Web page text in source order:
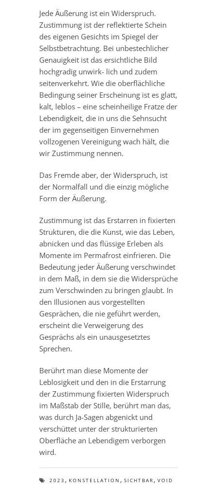
Jede Äußerung ist ein Widerspruch.
Zustimmung ist der reflektierte Schein
des eigenen Gesichts im Spiegel der
Selbstbetrachtung. Bei unbestechlicher
Genauigkeit ist das ersichtliche Bild
hochgradig unwirk- lich und zudem
seitenverkehrt. Wie die oberflächliche
Bedingung seiner Erscheinung ist es glatt,
kalt, leblos – eine scheinheilige Fratze der
Lebendigkeit, die in uns die Sehnsucht
der im gegenseitigen Einvernehmen
vollzogenen Vereinigung wach hält, die
wir Zustimmung nennen.
Das Fremde aber, der Widerspruch, ist
der Normalfall und die einzig mögliche
Form der Äußerung.
Zustimmung ist das Erstarren in fixierten
Strukturen, die die Kunst, wie das Leben,
abnicken und das flüssige Erleben als
Momente im Permafrost einfrieren. Die
Bedeutung jeder Äußerung verschwindet
in dem Maß, in dem sie die Widersprüche
zum Verschwinden zu bringen glaubt. In
den Illusionen aus vorgestellten
Gesprächen, die nie geführt werden,
erscheint die Verweigerung des
Gesprächs als ein unausgesetztes
Sprechen.
Berührt man diese Momente der
Leblosigkeit und den in die Erstarrung
der Zustimmung fixierten Widerspruch
im Maßstab der Stille, berührt man das,
was durch Ja-Sagen abgenickt und
verschüttet unter der strukturierten
Oberfläche an Lebendigem verborgen
wird.
2023 , KONSTELLATION , SICHTBAR , VOID